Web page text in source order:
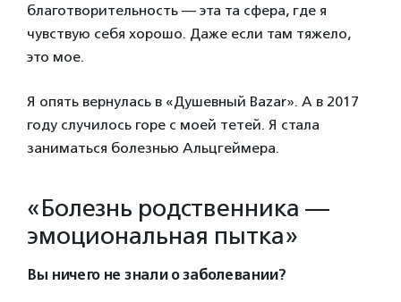
благотворительность — эта та сфера, где я
чувствую себя хорошо. Даже если там тяжело,
это мое.
Я опять вернулась в «Душевный Bazar». А в 2017
году случилось горе с моей тетей. Я стала
заниматься болезнью Альцгеймера.
«Болезнь родственника —
эмоциональная пытка»
Вы ничего не знали о заболевании?